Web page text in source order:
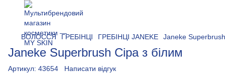
ВОЛОССЯ ГРЕБІНЦІ ГРЕБІНЦІ JANEKE Janeke
Janeke Superbrush Сіра з білим
Артикул: 43654 Написати відгук